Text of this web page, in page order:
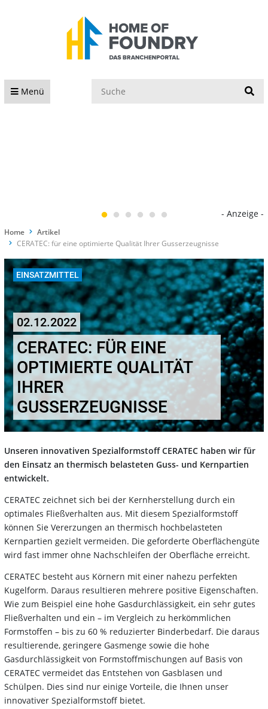
Menü
- Anzeige -
Home
Artikel
CERATEC: für eine optimierte Qualität Ihrer Gusserzeugnisse
EINSATZMITTEL
02.12.2022
CERATEC: FÜR EINE
OPTIMIERTE QUALITÄT
IHRER
GUSSERZEUGNISSE
Unseren innovativen Spezialformstoff CERATEC haben wir für
den Einsatz an thermisch belasteten Guss- und Kernpartien
entwickelt.
CERATEC zeichnet sich bei der Kernherstellung durch ein
optimales Fließverhalten aus. Mit diesem Spezialformstoff
können Sie Vererzungen an thermisch hochbelasteten
Kernpartien gezielt vermeiden. Die geforderte Oberflächengüte
wird fast immer ohne Nachschleifen der Oberfläche erreicht.
CERATEC besteht aus Körnern mit einer nahezu perfekten
Kugelform. Daraus resultieren mehrere positive Eigenschaften.
Wie zum Beispiel eine hohe Gasdurchlässigkeit, ein sehr gutes
Fließverhalten und ein – im Vergleich zu herkömmlichen
Formstoffen – bis zu 60 % reduzierter Binderbedarf. Die daraus
resultierende, geringere Gasmenge sowie die hohe
Gasdurchlässigkeit von Formstoffmischungen auf Basis von
CERATEC vermeidet das Entstehen von Gasblasen und
Schülpen. Dies sind nur einige Vorteile, die Ihnen unser
innovativer Spezialformstoff bietet.